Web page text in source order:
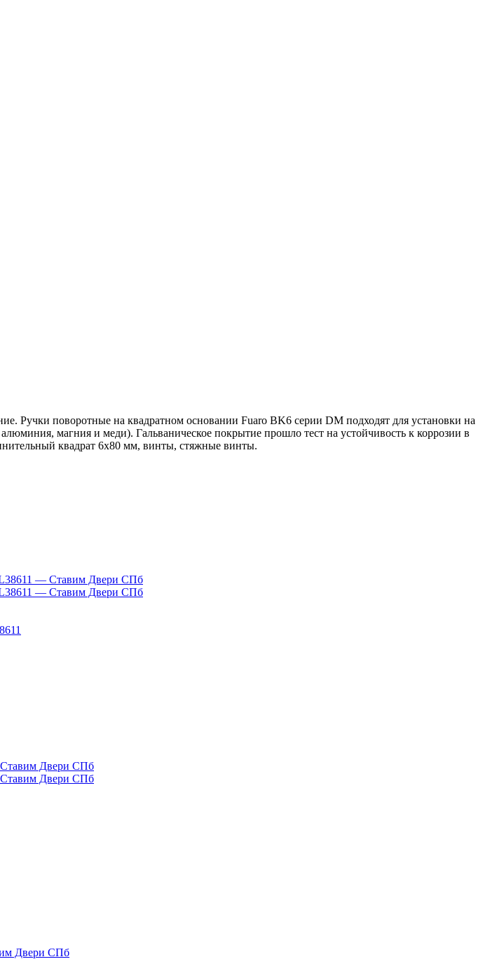
Ручки поворотные на квадратном основании Fuaro BK6 серии DM подходят для установки на
магния и меди). Гальваническое покрытие прошло тест на устойчивость к коррозии в
квадрат 6x80 мм, винты, стяжные винты.